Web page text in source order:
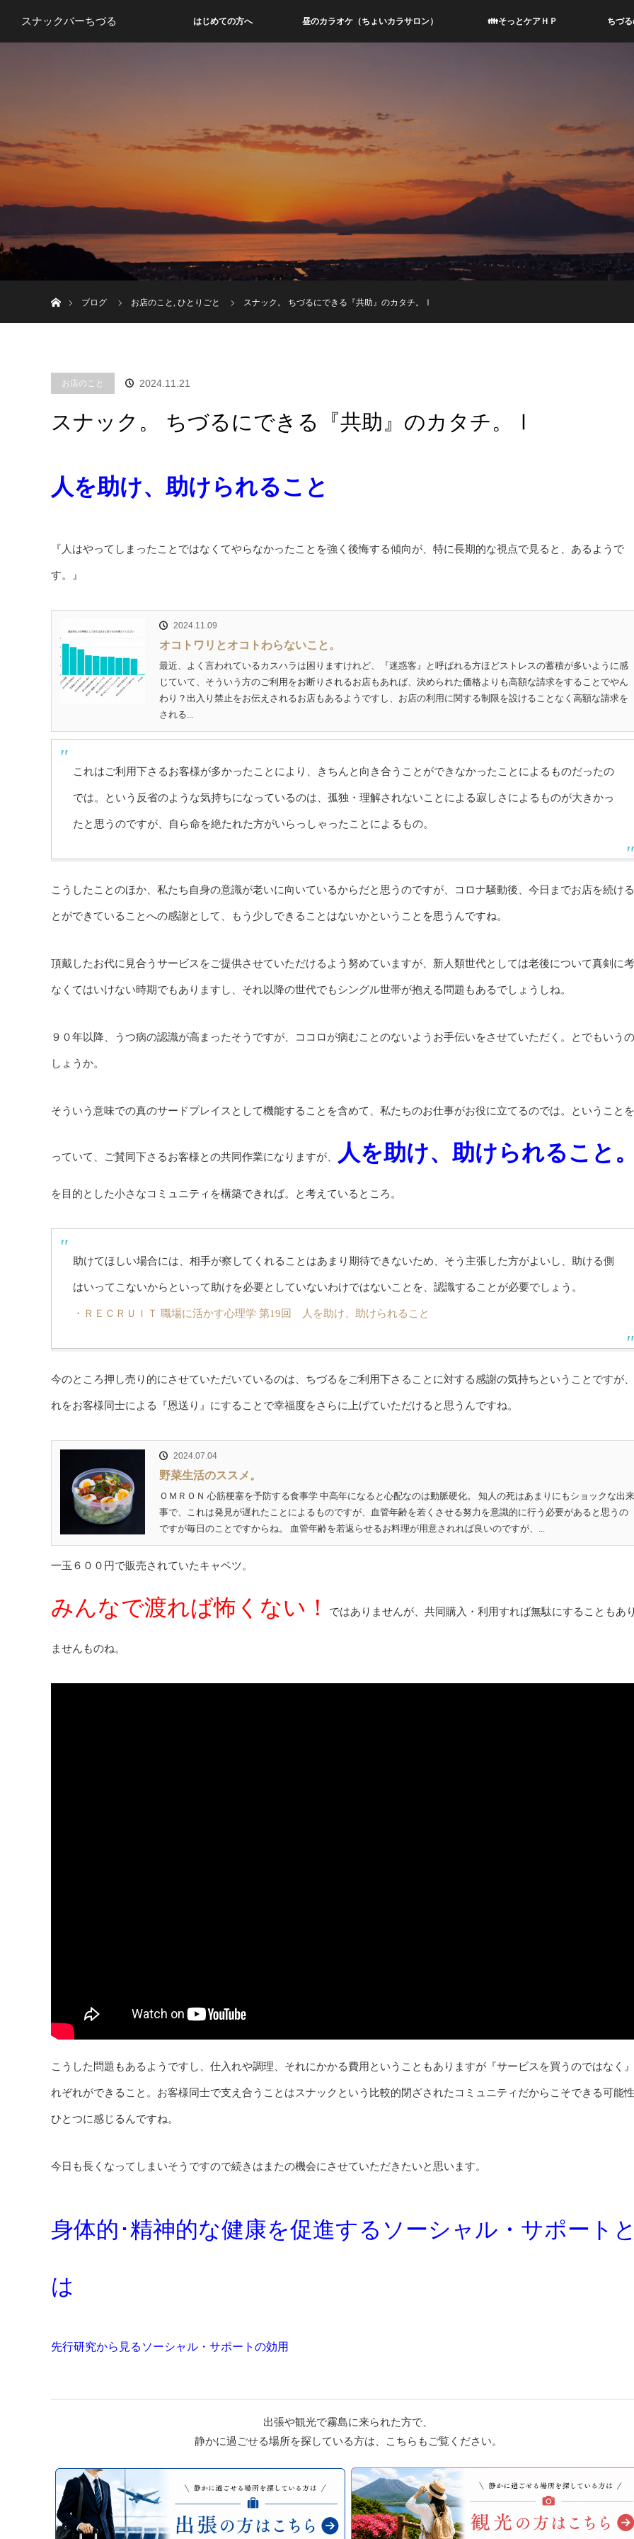
スナックバーちづる はじめての方へ 昼のカラオケ（ちょいカラサロン） 👪そっとケアＨＰ ちづ
ブログ
お店のこと , ひとりごと スナック。 ちづるにできる『共助』のカタチ。Ⅰ
お店のこと 2024.11.21
スナック。 ちづるにできる『共助』のカタチ。Ⅰ
人を助け、助けられること
『人はやってしまったことではなくてやらなかったことを強く後悔する傾向が、特に長期的な視点で見ると、あるようで
す。』
2024.11.09
オコトワリとオコトわらないこと。
最近、よく言われているカスハラは困りますけれど、『迷惑客』と呼ばれる方ほどストレスの蓄積が多いように感
じていて、そういう方のご利用をお断りされるお店もあれば、決められた価格よりも高額な請求をすることでやん
わり？出入り禁止をお伝えされるお店もあるようですし、お店の利用に関する制限を設けることなく高額な請求を
される...
これはご利用下さるお客様が多かったことにより、きちんと向き合うことができなかったことによるものだったの
では。という反省のような気持ちになっているのは、孤独・理解されないことによる寂しさによるものが大きかっ
たと思うのですが、自ら命を絶たれた方がいらっしゃったことによるもの。
こうしたことのほか、私たち自身の意識が老いに向いているからだと思うのですが、コロナ騒動後、今日までお店を続け
とができていることへの感謝として、もう少しできることはないかということを思うんですね。
頂戴したお代に見合うサービスをご提供させていただけるよう努めていますが、新人類世代としては老後について真剣に
なくてはいけない時期でもありますし、それ以降の世代でもシングル世帯が抱える問題もあるでしょうしね。
９０年以降、うつ病の認識が高まったそうですが、ココロが病むことのないようお手伝いをさせていただく。とでもいう
しょうか。
そういう意味での真のサードプレイスとして機能することを含めて、私たちのお仕事がお役に立てるのでは。ということ
っていて、ご賛同下さるお客様との共同作業になりますが、 人を助け、助けられること
を目的とした小さなコミュニティを構築できれば。と考えているところ。
助けてほしい場合には、相手が察してくれることはあまり期待できないため、そう主張した方がよいし、助ける側
はいってこないからといって助けを必要としていないわけではないことを、認識することが必要でしょう。
・ＲＥＣＲＵＩＴ 職場に活かす心理学 第19回 人を助け、助けられること
今のところ押し売り的にさせていただいているのは、ちづるをご利用下さることに対する感謝の気持ちということですが
れをお客様同士による『恩送り』にすることで幸福度をさらに上げていただけると思うんですね。
2024.07.04
野菜生活のススメ。
ＯＭＲＯＮ 心筋梗塞を予防する食事学 中高年になると心配なのは動脈硬化。 知人の死はあまりにもショックな出来
事で、これは発見が遅れたことによるものですが、血管年齢を若くさせる努力を意識的に行う必要があると思うの
ですが毎日のことですからね。 血管年齢を若返らせるお料理が用意されれば良いのですが、...
一玉６００円で販売されていたキャベツ。
みんなで渡れば怖くない！ ではありませんが、共同購入・利用すれば無駄にすることもあ
ませんものね。
こうした問題もあるようですし、仕入れや調理、それにかかる費用ということもありますが『サービスを買うのではなく
れぞれができること。お客様同士で支え合うことはスナックという比較的閉ざされたコミュニティだからこそできる可能
ひとつに感じるんですね。
今日も長くなってしまいそうですので続きはまたの機会にさせていただきたいと思います。
身体的･精神的な健康を促進するソーシャル・サポート
は
先行研究から見るソーシャル・サポートの効用
出張や観光で霧島に来られた方で、
静かに過ごせる場所を探している方は、こちらもご覧ください。